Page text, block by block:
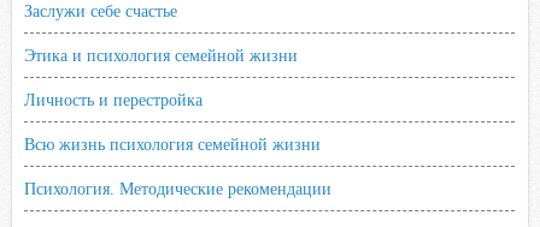
Заслужи себе счастье
Этика и психология семейной жизни
Личность и перестройка
Всю жизнь психология семейной жизни
Психология. Методические рекомендации